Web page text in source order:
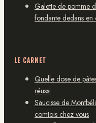
Galette de pomme
fondante dedans
LE CARNET
Quelle dose de
réussi
Saucisse de
comtois chez vous